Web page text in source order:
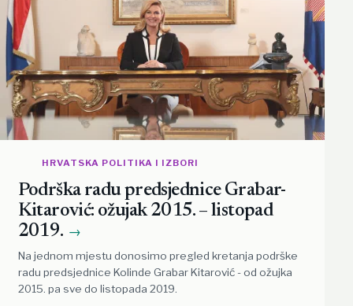
HRVATSKA POLITIKA I IZBORI
Podrška radu predsjednice Grabar-
Kitarović: ožujak 2015. – listopad
2019. →
Na jednom mjestu donosimo pregled kretanja podrške
radu predsjednice Kolinde Grabar Kitarović - od ožujka
2015. pa sve do listopada 2019.